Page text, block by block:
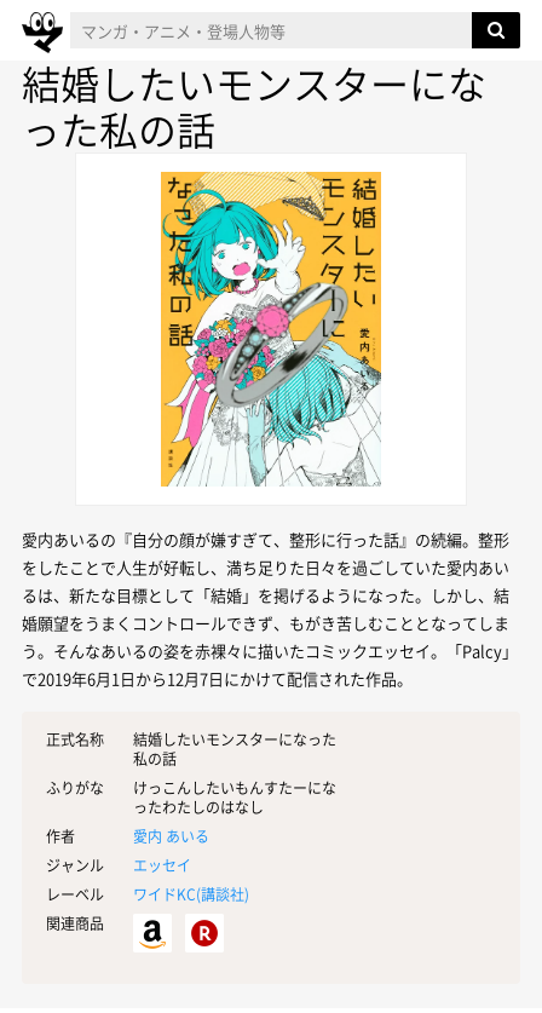
結婚したいモンスターにな
った私の話
愛内あいるの『自分の顔が嫌すぎて、整形に行った話』の続編。整形
をしたことで人生が好転し、満ち足りた日々を過ごしていた愛内あい
るは、新たな目標として「結婚」を掲げるようになった。しかし、結
婚願望をうまくコントロールできず、もがき苦しむこととなってしま
う。そんなあいるの姿を赤裸々に描いたコミックエッセイ。「Palcy」
で2019年6月1日から12月7日にかけて配信された作品。
正式名称
結婚したいモンスターになった
私の話
ふりがな
けっこんしたいもんすたーにな
ったわたしのはなし
作者
愛内 あいる
ジャンル
エッセイ
レーベル
ワイドKC(講談社)
関連商品